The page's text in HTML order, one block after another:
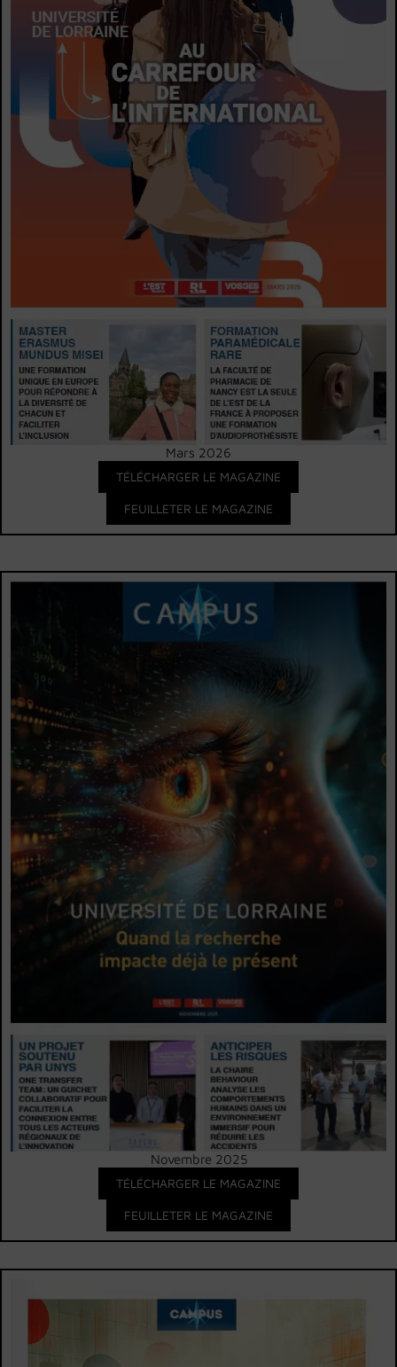
Mars 2026
TÉLÉCHARGER LE MAGAZINE
FEUILLETER LE MAGAZINE
Novembre 2025
TÉLÉCHARGER LE MAGAZINE
FEUILLETER LE MAGAZINE